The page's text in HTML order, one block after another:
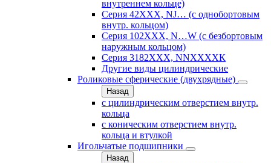
внутреннем кольце)
Серия 42ХХХ, NJ… (с однобортовым
внутр. кольцом)
Серия 102ХХХ, N…W (с безбортовым
наружным кольцом)
Серия 3182ХХХ, NNХХХХК
Другие виды цилиндрические
Роликовые сферические (двухрядные)
Назад
с цилиндрическим отверстием внутр.
кольца
с коническим отверстием внутр.
кольца и втулкой
Игольчатые подшипники
Назад